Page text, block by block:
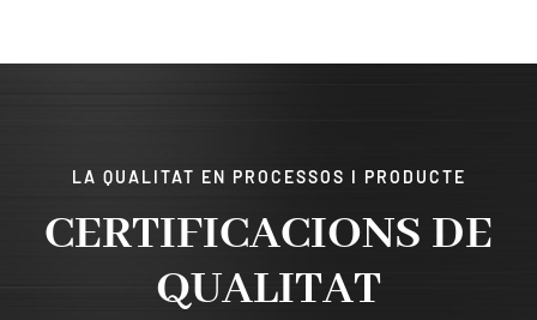
LA QUALITAT EN PROCESSOS I PRODUCTE
CERTIFICACIONS DE
QUALITAT